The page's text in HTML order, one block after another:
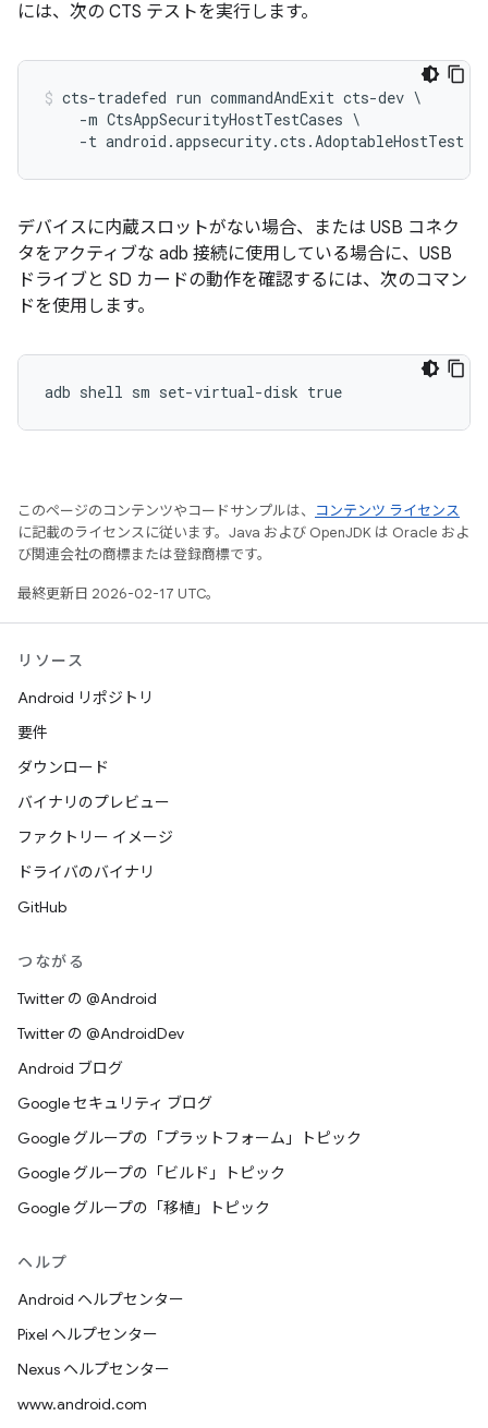
には、次の CTS テストを実行します。
cts-tradefed run commandAndExit cts-dev \
    -m CtsAppSecurityHostTestCases \
    -t android.appsecurity.cts.AdoptableHostTest
デバイスに内蔵スロットがない場合、または USB コネク
タをアクティブな adb 接続に使用している場合に、USB
ドライブと SD カードの動作を確認するには、次のコマン
ドを使用します。
adb shell sm set-virtual-disk true
このページのコンテンツやコードサンプルは、
コンテンツ ライセンス
に記載のライセンスに従います。Java および OpenJDK は Oracle およ
び関連会社の商標または登録商標です。
最終更新日 2026-02-17 UTC。
リソース
Android リポジトリ
要件
ダウンロード
バイナリのプレビュー
ファクトリー イメージ
ドライバのバイナリ
GitHub
つながる
Twitter の @Android
Twitter の @AndroidDev
Android ブログ
Google セキュリティ ブログ
Google グループの「プラットフォーム」トピック
Google グループの「ビルド」トピック
Google グループの「移植」トピック
ヘルプ
Android ヘルプセンター
Pixel ヘルプセンター
Nexus ヘルプセンター
www.android.com